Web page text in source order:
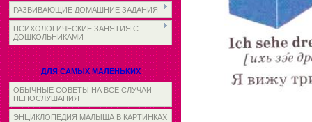
РАЗВИВАЮЩИЕ ДОМАШНИЕ ЗАДАНИЯ
ПСИХОЛОГИЧЕСКИЕ ЗАНЯТИЯ С
ДОШКОЛЬНИКАМИ
ДЛЯ САМЫХ МАЛЕНЬКИХ
ОБЫЧНЫЕ СОВЕТЫ НА ВСЕ СЛУЧАИ
НЕПОСЛУШАНИЯ
ЭНЦИКЛОПЕДИЯ МАЛЫША В КАРТИНКАХ